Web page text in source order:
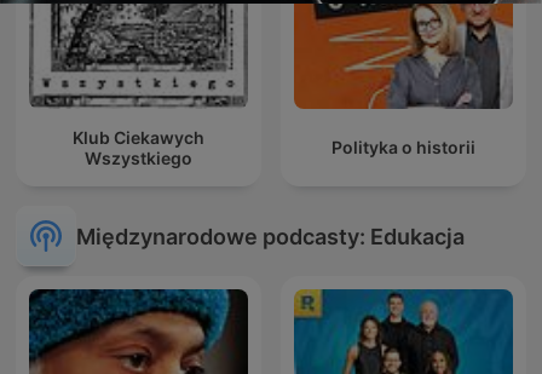
Klub Ciekawych
Wszystkiego
Polityka o historii
Międzynarodowe podcasty: Edukacja